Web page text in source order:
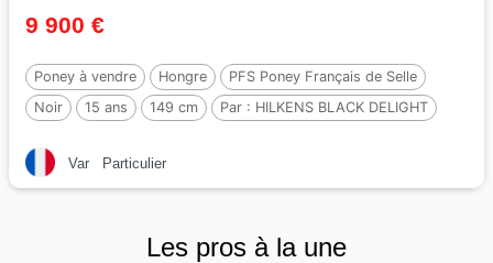
9 900 €
Poney à vendre Hongre
PFS Poney Français de Selle
Noir
15 ans 149 cm Par : HILKENS BLACK DELIGHT
Var Particulier
Les pros à la une